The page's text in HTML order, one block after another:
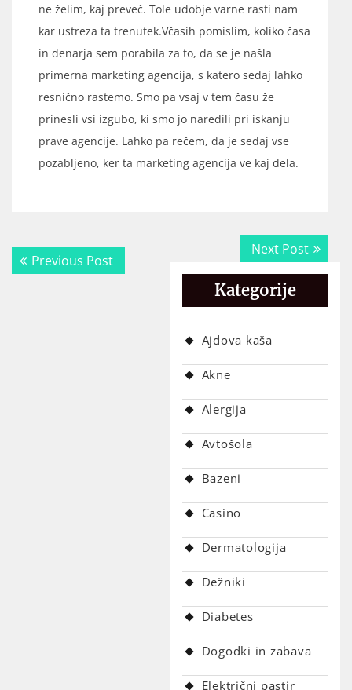
ne želim, kaj preveč. Tole udobje varne rasti nam
kar ustreza ta trenutek.Včasih pomislim, koliko časa
in denarja sem porabila za to, da se je našla
primerna marketing agencija, s katero sedaj lahko
resnično rastemo. Smo pa vsaj v tem času že
prinesli vsi izgubo, ki smo jo naredili pri iskanju
prave agencije. Lahko pa rečem, da je sedaj vse
pozabljeno, ker ta marketing agencija ve kaj dela.
Navigacija
prispevka
Previous PostPrevious
post:
Next PostNext
post:
Kategorije
Ajdova kaša
Akne
Alergija
Avtošola
Bazeni
Casino
Dermatologija
Dežniki
Diabetes
Dogodki in zabava
Električni pastir